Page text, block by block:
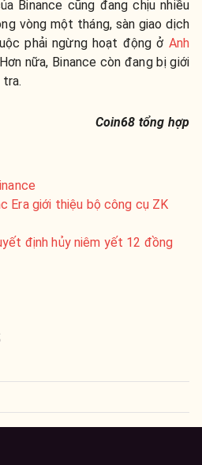
Binance cũng đang chịu nhiều
vòng một tháng, sàn giao dịch
phải ngừng hoạt động ở Anh
nữa, Binance còn đang bị giới
Coin68 tổng hợp
Era giới thiệu bộ công cụ ZK
định hủy niêm yết 12 đồng